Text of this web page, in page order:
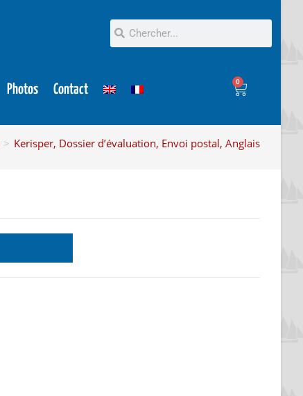
Photos Contact
0
> Kerisper, Dossier d’évaluation, Envoi postal, Anglais